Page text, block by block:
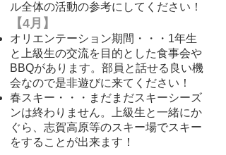
ル全体の活動の参考にしてください！
【4月】
オリエンテーション期間・・・1年生
と上級生の交流を目的とした食事会や
BBQがあります。部員と話せる良い機
会なので是非遊びに来てください！
春スキー・・・まだまだスキーシーズ
ンは終わりません。上級生と一緒にか
ぐら、志賀高原等のスキー場でスキー
をすることが出来ます！